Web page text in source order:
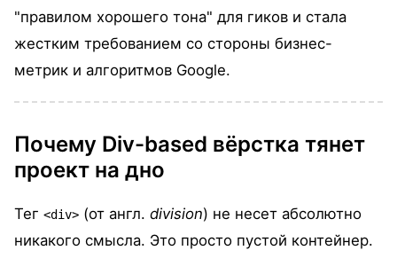
"правилом хорошего тона" для гиков и стала
жестким требованием со стороны бизнес-
метрик и алгоритмов Google.
Почему Div-based вёрстка тянет
проект на дно
Тег <div> (от англ. division) не несет абсолютно
никакого смысла. Это просто пустой контейнер.